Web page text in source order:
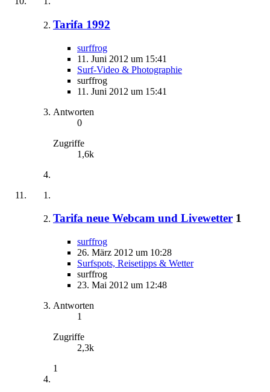
Tarifa 1992
surffrog
11. Juni 2012 um 15:41
Surf-Video & Photographie
surffrog
11. Juni 2012 um 15:41
Antworten
0
Zugriffe
1,6k
Tarifa neue Webcam und Livewetter 1
surffrog
26. März 2012 um 10:28
Surfspots, Reisetipps & Wetter
surffrog
23. Mai 2012 um 12:48
Antworten
1
Zugriffe
2,3k
1